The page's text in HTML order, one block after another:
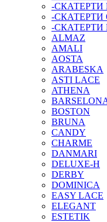
-
-
-
ALMAZ
AMALI
AOSTA
ARABESKA
ASTI LACE
ATHENA
BOSTON
BRUNA
CANDY
CHARME
DANMARI
DELUXE-H
DERBY
DOMINICA
EASY LACE
ELEGANT
ESTETIK